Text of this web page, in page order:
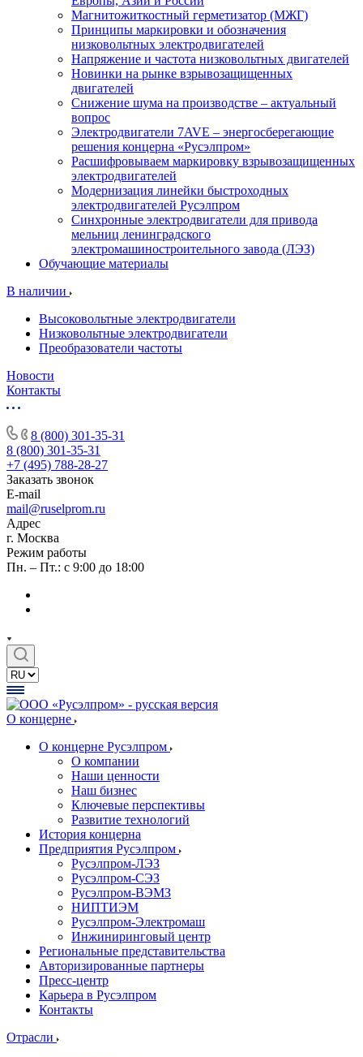
Магнитожиткостный герметизатор (МЖГ)
Принципы маркировки и обозначения
низковольтных электродвигателей
Напряжение и частота низковольтных двигателей
Новинки на рынке взрывозащищенных
двигателей
Снижение шума на производстве – актуальный
вопрос
Электродвигатели 7AVE – энергосберегающие
решения концерна «Русэлпром»
Расшифровываем маркировку взрывозащищенных
электродвигателей
Модернизация линейки быстроходных
электродвигателей Русэлпром
Синхронные электродвигатели для привода
мельниц ленинградского
электромашиностроительного завода (ЛЭЗ)
Обучающие материалы
В наличии
Высоковольтные электродвигатели
Низковольтные электродвигатели
Преобразователи частоты
Новости
Контакты
8 (800) 301-35-31
8 (800) 301-35-31
+7 (495) 788-28-27
Заказать звонок
E-mail
mail@ruselprom.ru
Адрес
г. Москва
Режим работы
Пн. – Пт.: с 9:00 до 18:00
О концерне
О концерне Русэлпром
О компании
Наши ценности
Наш бизнес
Ключевые перспективы
Развитие технологий
История концерна
Предприятия Русэлпром
Русэлпром-ЛЭЗ
Русэлпром-СЭЗ
Русэлпром-ВЭМЗ
НИПТИЭМ
Русэлпром-Электромаш
Инжиниринговый центр
Региональные представительства
Авторизированные партнеры
Пресс-центр
Карьера в Русэлпром
Контакты
Отрасли